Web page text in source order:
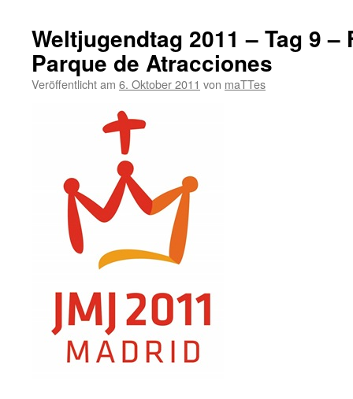
Weltjugendtag 2011 – Tag 9 –
Parque de Atracciones
Veröffentlicht am 6. Oktober 2011 von maTTes